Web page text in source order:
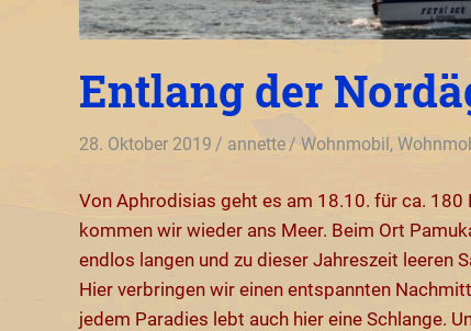
Entlang der
28. Oktober 2019 annette Wohnmobil,
Von Aphrodisias geht es am 18.10. für ca.
kommen wir wieder ans Meer. Beim Ort
endlos langen und zu dieser Jahreszeit leeren
Hier verbringen wir einen entspannten
jedem Paradies lebt auch hier eine Schlange.